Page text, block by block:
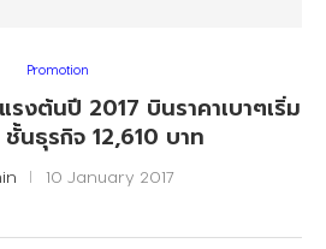
Promotion
งต้นปี 2017 บินราคาเบาๆเริ่ม
นธุรกิจ 12,610 บาท
10 January 2017